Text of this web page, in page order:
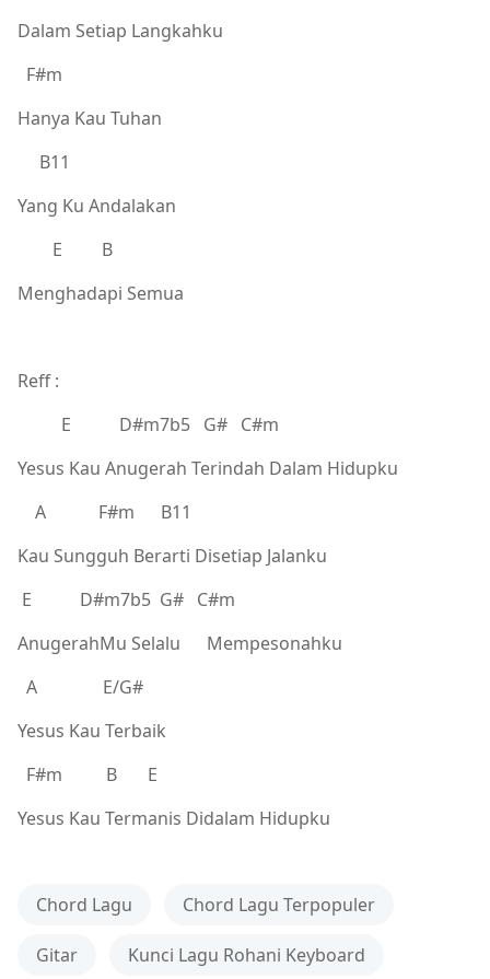
Dalam Setiap Langkahku
F#m
Hanya Kau Tuhan
B11
Yang Ku Andalakan
E B
Menghadapi Semua
Reff :
E D#m7b5 G# C#m
Yesus Kau Anugerah Terindah Dalam Hidupku
A F#m B11
Kau Sungguh Berarti Disetiap Jalanku
E D#m7b5 G# C#m
AnugerahMu Selalu Mempesonahku
A E/G#
Yesus Kau Terbaik
F#m B E
Yesus Kau Termanis Didalam Hidupku
Chord Lagu Chord Lagu Terpopuler
Gitar Kunci Lagu Rohani Keyboard